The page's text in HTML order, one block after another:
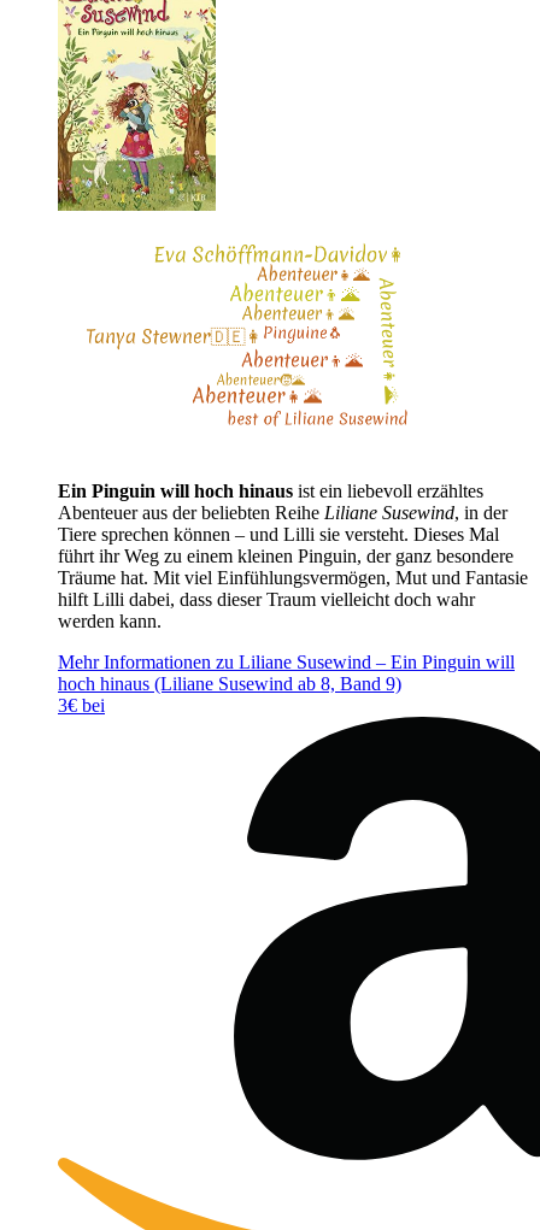
Ein Pinguin will hoch hinaus ist ein liebevoll erzähltes
Abenteuer aus der beliebten Reihe Liliane Susewind, in der
Tiere sprechen können – und Lilli sie versteht. Dieses Mal
führt ihr Weg zu einem kleinen Pinguin, der ganz besondere
Träume hat. Mit viel Einfühlungsvermögen, Mut und Fantasie
hilft Lilli dabei, dass dieser Traum vielleicht doch wahr
werden kann.
Mehr Informationen zu Liliane Susewind – Ein Pinguin will
hoch hinaus (Liliane Susewind ab 8, Band 9)
3€ bei